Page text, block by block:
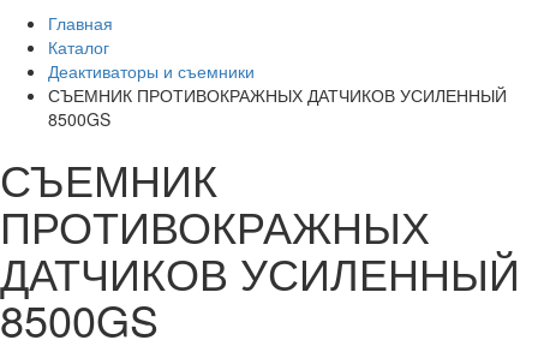
Главная
Каталог
Деактиваторы и съемники
СЪЕМНИК ПРОТИВОКРАЖНЫХ ДАТЧИКОВ УСИЛЕННЫЙ
8500GS
СЪЕМНИК
ПРОТИВОКРАЖНЫХ
ДАТЧИКОВ УСИЛЕННЫЙ
8500GS